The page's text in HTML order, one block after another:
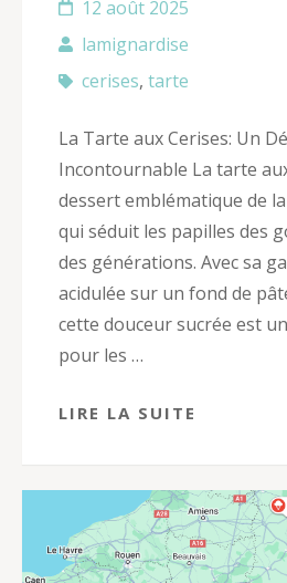
12 août 2025
lamignardise
cerises, tarte
La Tarte aux Cerises: Un
Incontournable La tarte
dessert emblématique de
qui séduit les papilles des
des générations. Avec sa
acidulée sur un fond de
cette douceur sucrée est
pour les …
LIRE LA SUITE